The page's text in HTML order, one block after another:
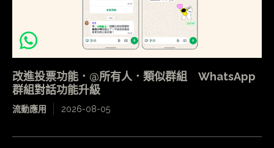
改進投票功能．@所有人．類似群組 WhatsApp
群組對話功能升級
流動應用 2026-08-05